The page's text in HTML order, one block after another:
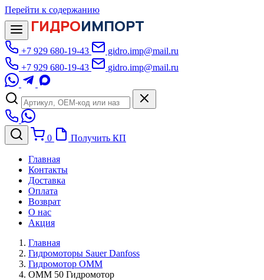
Перейти к содержанию
ГИДРОИМПОРТ
+7 929 680-19-43
gidro.imp@mail.ru
+7 929 680-19-43
gidro.imp@mail.ru
0 Получить КП
Главная
Контакты
Доставка
Оплата
Возврат
О нас
Акция
Главная
Гидромоторы Sauer Danfoss
Гидромотор OMM
OMM 50 Гидромотор